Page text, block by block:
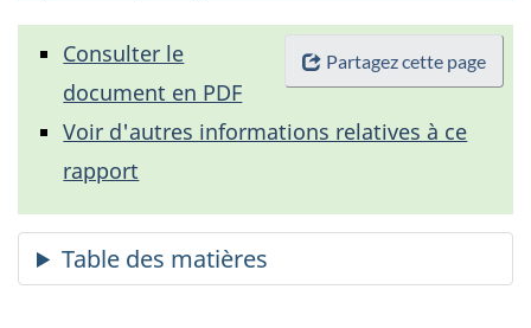
Partagez cette page
Consulter le
document en PDF
Voir d'autres informations relatives à ce
rapport